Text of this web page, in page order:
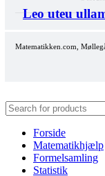
Leo uteu
Matematikken.com,
Forside
Matematikhjælp
Formelsamling
Statistik